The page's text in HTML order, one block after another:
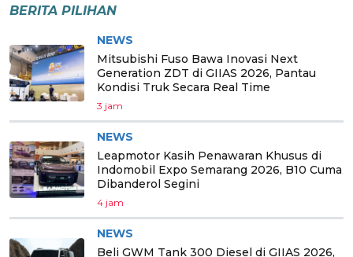
BERITA PILIHAN
NEWS
Mitsubishi Fuso Bawa Inovasi Next
Generation ZDT di GIIAS 2026, Pantau
Kondisi Truk Secara Real Time
3 jam
NEWS
Leapmotor Kasih Penawaran Khusus di
Indomobil Expo Semarang 2026, B10 Cuma
Dibanderol Segini
4 jam
NEWS
Beli GWM Tank 300 Diesel di GIIAS 2026,